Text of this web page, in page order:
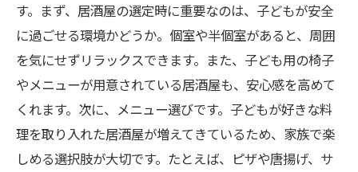
す。まず、居酒屋の選定時に重要なのは、子どもが安全
に過ごせる環境かどうか。個室や半個室があると、周囲
を気にせずリラックスできます。また、子ども用の椅子
やメニューが用意されている居酒屋も、安心感を高めて
くれます。次に、メニュー選びです。子どもが好きな料
理を取り入れた居酒屋が増えてきているため、家族で楽
しめる選択肢が大切です。たとえば、ピザや唐揚げ、サ